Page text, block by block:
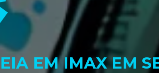
EM IMAX EM